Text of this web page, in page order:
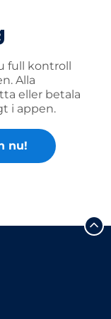
full kontroll
Alla
eller betala
i appen.
nu!